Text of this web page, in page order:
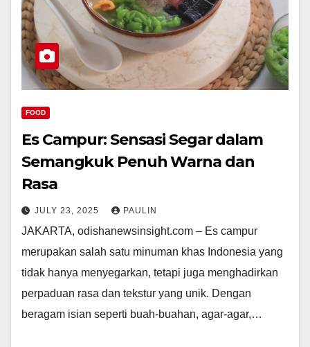
FOOD
Es Campur: Sensasi Segar dalam
Semangkuk Penuh Warna dan
Rasa
JULY 23, 2025 PAULIN
JAKARTA, odishanewsinsight.com – Es campur
merupakan salah satu minuman khas Indonesia yang
tidak hanya menyegarkan, tetapi juga menghadirkan
perpaduan rasa dan tekstur yang unik. Dengan
beragam isian seperti buah-buahan, agar-agar,…